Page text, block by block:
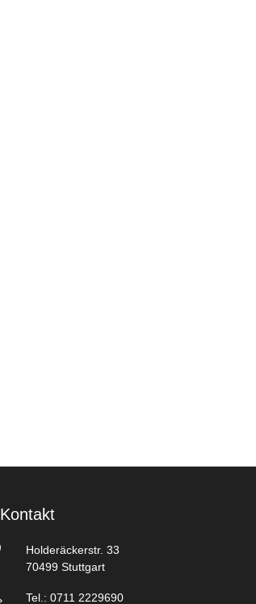
Kontakt
Holderäckerstr. 33
70499 Stuttgart
Tel.: 0711 2229690